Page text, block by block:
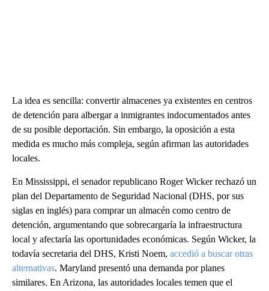
La idea es sencilla: convertir almacenes ya existentes en centros
de detención para albergar a inmigrantes indocumentados antes
de su posible deportación. Sin embargo, la oposición a esta
medida es mucho más compleja, según afirman las autoridades
locales.
En Mississippi, el senador republicano Roger Wicker rechazó un
plan del Departamento de Seguridad Nacional (DHS, por sus
siglas en inglés) para comprar un almacén como centro de
detención, argumentando que sobrecargaría la infraestructura
local y afectaría las oportunidades económicas. Según Wicker, la
todavía secretaria del DHS, Kristi Noem, accedió a buscar otras
alternativas. Maryland presentó una demanda por planes
similares. En Arizona, las autoridades locales temen que el